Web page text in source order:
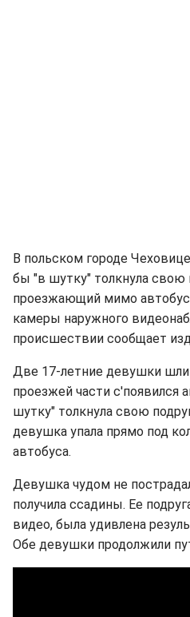
В польском городе
бы "в шутку" толкнула свою
проезжающий мимо
камеры наружного
происшествии сообщает
Две 17-летние девушки шли
проезжей части с'появился
шутку" толкнула свою
девушка упала прямо под
автобуса.
Девушка чудом не
получила ссадины. Ее
видео, была удивлена
Обе девушки продолжили